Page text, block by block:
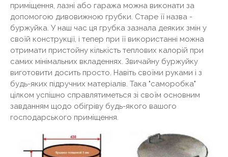
приміщення, лазні або гаража можна виконати за
допомогою дивовижною грубки. Старе її назва -
буржуйка. У наш час ця грубка зазнала деяких змін у
своїй конструкції, і тепер при її використанні можна
отримати пристойну кількість теплових калорій при
самих мінімальних вкладеннях. Звичайну буржуйку
виготовити досить просто. Навіть своїми руками і з
будь-яких підручних матеріалів. Така "саморобка"
цілком успішно справлятиметься зі своїм основним
завданням щодо обігріву будь-якого вашого
господарського приміщення.